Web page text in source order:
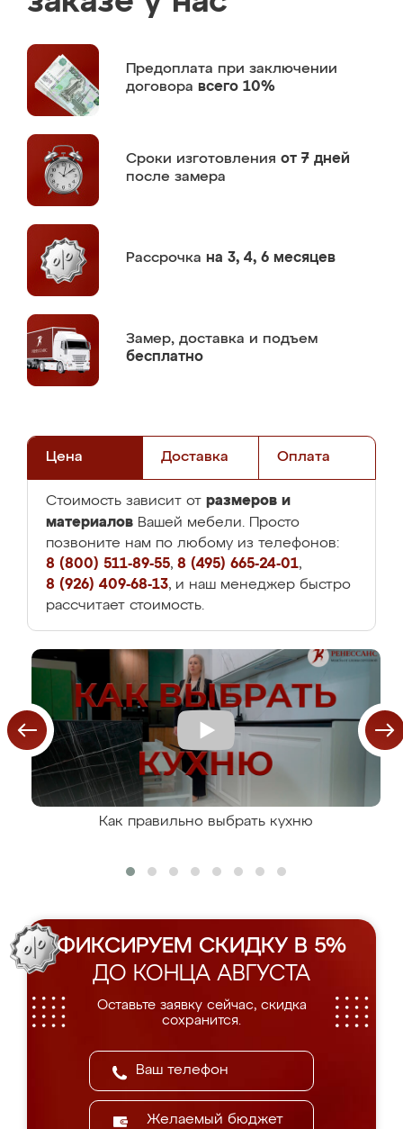
Предоплата при заключении
договора всего 10%
Сроки изготовления от 7 дней
после замера
Рассрочка на 3, 4, 6 месяцев
Замер, доставка и подъем
бесплатно
Цена Доставка Оплата
Стоимость зависит от размеров и
материалов Вашей мебели. Просто
позвоните нам по любому из телефонов:
8 (800) 511-89-55, 8 (495) 665-24-01,
8 (926) 409-68-13, и наш менеджер быстро
рассчитает стоимость.
Как правильно выбрать кухню
ФИКСИРУЕМ СКИДКУ В 5%
ДО КОНЦА АВГУСТА
Оставьте заявку сейчас, скидка
сохранится.
Желаемый бюджет